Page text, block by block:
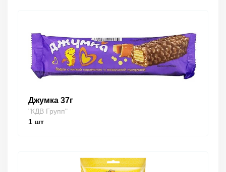
Джумка 37г
"КДВ Групп"
1 шт